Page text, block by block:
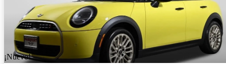
¡Nuevo!